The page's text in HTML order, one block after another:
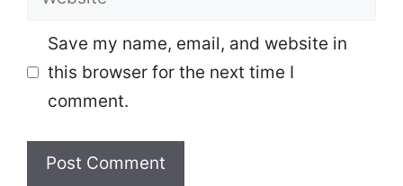
Save my name, email, and website in
this browser for the next time I
comment.